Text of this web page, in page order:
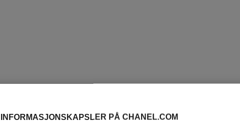
INFORMASJONSKAPSLER PÅ CHANEL.COM